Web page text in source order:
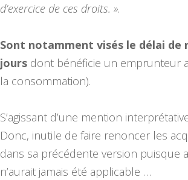
d’exercice de ces droits. ».
Sont notamment visés le délai
jours dont bénéficie un emprunteur
la consommation).
S’agissant d’une mention
Donc, inutile de faire renoncer les
dans sa précédente version puisque
n’aurait jamais été applicable …